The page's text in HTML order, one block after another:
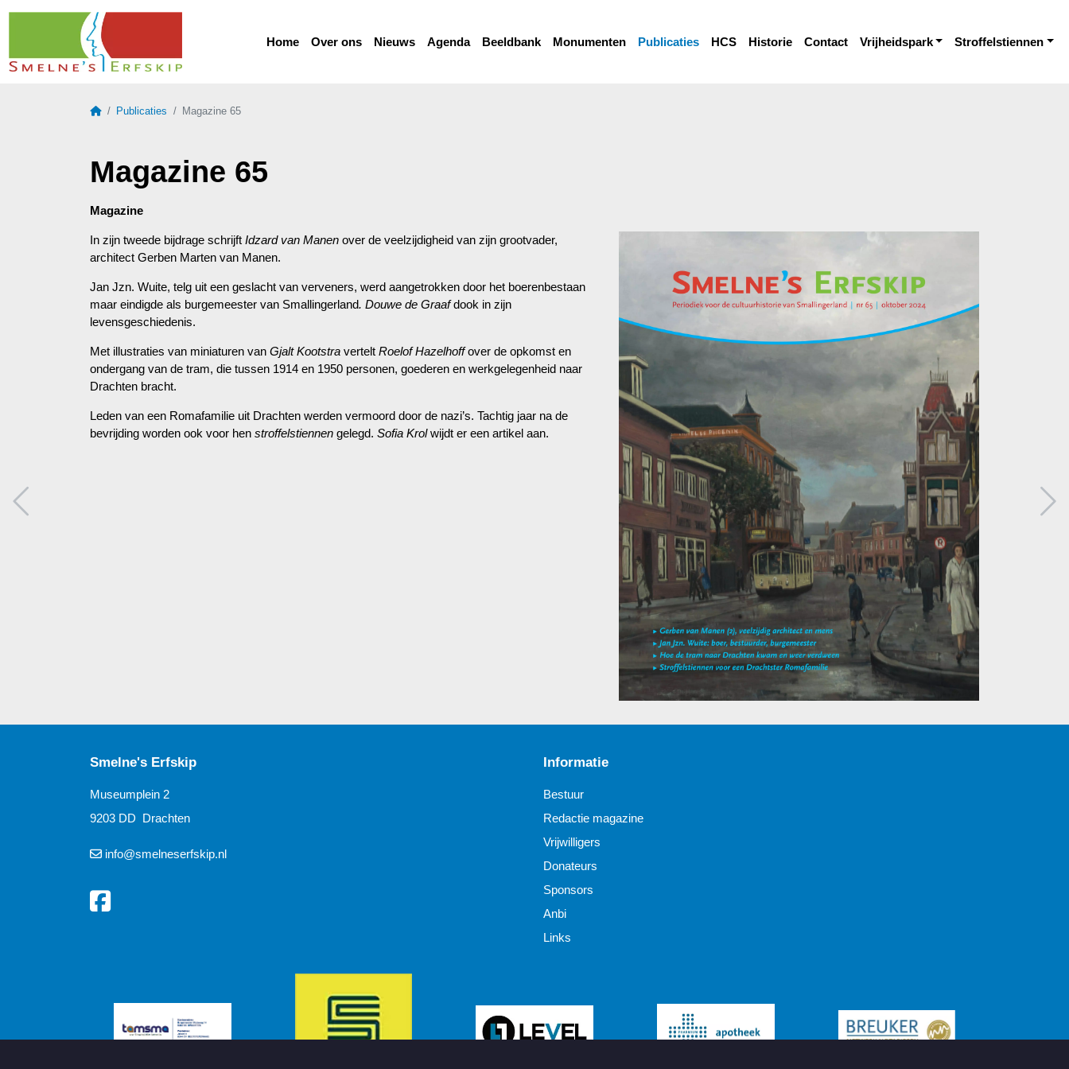
Home Over ons Nieuws Agenda Beeldbank Monumenten Publicaties HCS Historie Contact Vrijheidspark Stroffelstiennen
HomePublicaties Magazine 65
Magazine 65
Magazine
In zijn tweede bijdrage schrijftIdzard van Manen over de veelzijdigheid van zijn grootvader,
architect Gerben Marten van Manen.
Jan Jzn. Wuite, telg uit een geslacht van verveners, werd aangetrokken door het boerenbestaan
maar eindigde als burgemeester van Smallingerland. Douwe de Graafdook in zijn
levensgeschiedenis.
Met illustraties van miniaturen vanGjalt Kootstra verteltRoelof Hazelhoffover de opkomst en
ondergang van de tram, die tussen 1914 en 1950 personen, goederen en werkgelegenheid naar
Drachten bracht.
Leden van een Romafamilie uit Drachten werden vermoord door de nazi’s. Tachtig jaar na de
bevrijding worden ook voor henstroffelstiennen gelegd.Sofia Krolwijdt er een artikel aan.
Smelne's Erfskip
Museumplein 2
9203 DD Drachten
info@smelneserfskip.nl
Informatie
Bestuur
Redactie magazine
Vrijwilligers
Donateurs
Sponsors
Anbi
Links